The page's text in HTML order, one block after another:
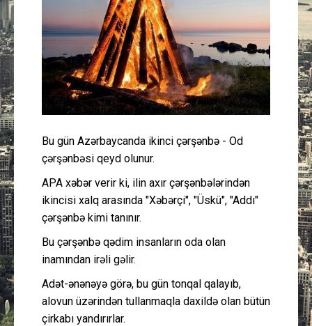
Mədəniyyət
Müsahibə
Gündəm
Cəmiyyət
Əlaqə
Bu gün Azərbaycanda ikinci çərşənbə - Od
çərşənbəsi qeyd olunur.
APA xəbər verir ki, ilin axır çərşənbələrindən
ikincisi xalq arasında "Xəbərçi", "Üskü", "Addı"
çərşənbə kimi tanınır.
Bu çərşənbə qədim insanların oda olan
inamından irəli gəlir.
Adət-ənənəyə görə, bu gün tonqal qalayıb,
alovun üzərindən tullanmaqla daxildə olan bütün
çirkabı yandırırlar.